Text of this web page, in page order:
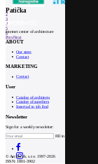
1
2
3
4
5
6
PrevNext
Patička
internet center of architecture
ABOUT
Our store
Contact
MARKETING
Contact
User
Catalog of architects
Catalog of suppliers
Insert ad to job find
Newsletter
Sign for a weekly newsletter:
Fill in „nospam“
© Archiweb, s.r.o. 1997-2026
ISSN: 1801-3902